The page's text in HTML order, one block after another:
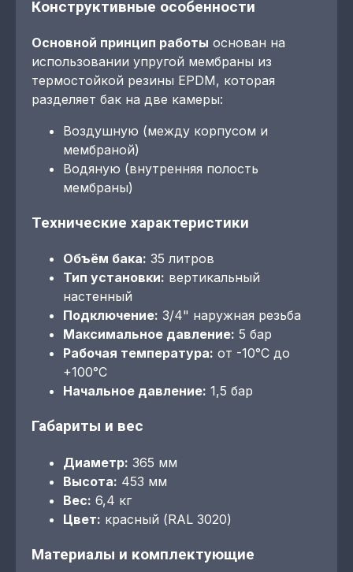
Конструктивные особенности
Основной принцип работы основан на
использовании упругой мембраны из
термостойкой резины EPDM, которая
разделяет бак на две камеры:
Воздушную (между корпусом и
мембраной)
Водяную (внутренняя полость
мембраны)
Технические характеристики
Объём бака: 35 литров
Тип установки: вертикальный
настенный
Подключение: 3/4" наружная резьба
Максимальное давление: 5 бар
Рабочая температура: от -10°C до
+100°C
Начальное давление: 1,5 бар
Габариты и вес
Диаметр: 365 мм
Высота: 453 мм
Вес: 6,4 кг
Цвет: красный (RAL 3020)
Материалы и комплектующие